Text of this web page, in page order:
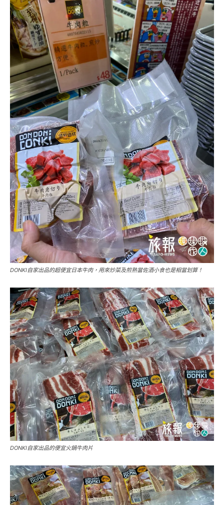
DONKI自家出品的超便宜日本牛肉，用來炒菜及煎熟當佐酒小食也是相當划算！
DONKI自家出品的便宜火鍋牛肉片